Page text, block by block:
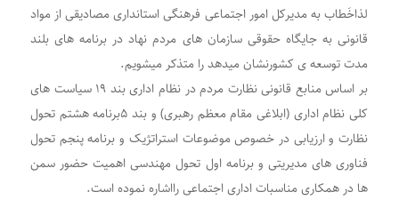
لذاخَطاب به مدیرکل امور اجتماعی فرهنگی استانداری مصادیقی از مواد
قانونی به جایگاه‌ حقوقی سازمان های مردم نهاد در برنامه های بلند
مدت توسعه ی کشورنشان میدهد را متذکر میشویم.
بر اساس منابع قانونی نظارت مردم در نظام اداری بند ۱۹ سیاست های
کلی نظام اداری (ابلاغی مقام معظم رهبری) و بند ۵برنامه هشتم تحول
نظارت و ارزیابی در خصوص موضوعات استراتژیک و برنامه پنجم تحول
فناوری های مدیریتی و برنامه اول تحول مهندسی اهمیت حضور سمن
ها در همکاری مناسبات اداری اجتماعی رااشاره نموده است.